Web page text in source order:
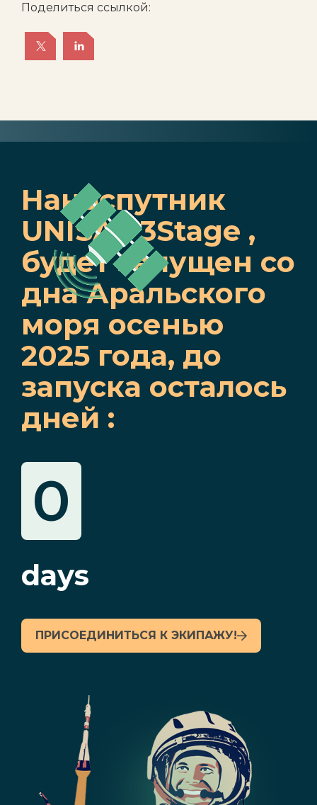
Поделиться ссылкой:
Наноспутник
UNISAT 3Stage ,
будет запущен со
дна Аральского
моря осенью
2025 года, до
запуска осталось
дней :
0
days
ПРИСОЕДИНИТЬСЯ К ЭКИПАЖУ!